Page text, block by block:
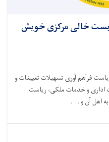
وزارت شهرشازی و مسکن 7 بست خالی مرکزی خویش
فرآهم آوری تسهیلات تعیینات و
اداری و خدمات ملکی، ریاست
اهل آن و . . .